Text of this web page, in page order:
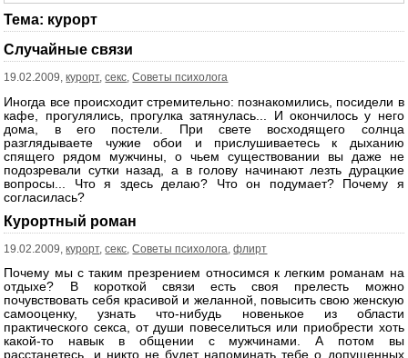
Тема: курорт
Случайные связи
19.02.2009,курорт,секс,Советы психолога
Иногда все происходит стремительно: познакомились, посидели в
кафе, прогулялись, прогулка затянулась... И окончилось у него
дома, в его постели. При свете восходящего солнца
разглядываете чужие обои и прислушиваетесь к дыханию
спящего рядом мужчины, о чьем существовании вы даже не
подозревали сутки назад, а в голову начинают лезть дурацкие
вопросы... Что я здесь делаю? Что он подумает? Почему я
согласилась?
Курортный роман
19.02.2009,курорт,секс,Советы психолога,флирт
Почему мы с таким презрением относимся к легким романам на
отдыхе? В короткой связи есть своя прелесть можно
почувствовать себя красивой и желанной, повысить свою женскую
самооценку, узнать что-нибудь новенькое из области
практического секса, от души повеселиться или приобрести хоть
какой-то навык в общении с мужчинами. А потом вы
расстанетесь, и никто не будет напоминать тебе о допущенных